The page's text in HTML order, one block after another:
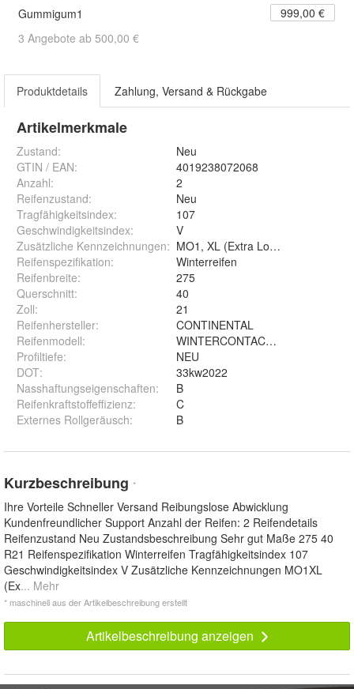
Gummigum1
999,00 €
3 Angebote ab 500,00 €
Produktdetails Zahlung, Versand & Rückgabe
Artikelmerkmale
Zustand:
Neu
GTIN / EAN:
4019238072068
Anzahl:
2
Reifenzustand:
Neu
Tragfähigkeitsindex:
107
Geschwindigkeitsindex:
V
Zusätzliche Kennzeichnungen: MO1, XL (Extra Load), Silent
Reifenspezifikation:
Winterreifen
Reifenbreite:
275
Querschnitt:
40
Zoll:
21
Reifenhersteller:
CONTINENTAL
Reifenmodell:
WINTERCONTACT TS 860 S XL
Profiltiefe:
NEU
DOT:
33kw2022
Nasshaftungseigenschaften:
B
Reifenkraftstoffeffizienz:
C
Externes Rollgeräusch: B
Kurzbeschreibung *
Ihre Vorteile Schneller Versand Reibungslose Abwicklung
Kundenfreundlicher Support Anzahl der Reifen: 2 Reifendetails
Reifenzustand Neu Zustandsbeschreibung Sehr gut Maße 275 40
R21 Reifenspezifikation Winterreifen Tragfähigkeitsindex 107
Geschwindigkeitsindex V Zusätzliche Kennzeichnungen MO1XL
(Ex... Mehr
* maschinell aus der Artikelbeschreibung erstellt
Artikelbeschreibung anzeigen